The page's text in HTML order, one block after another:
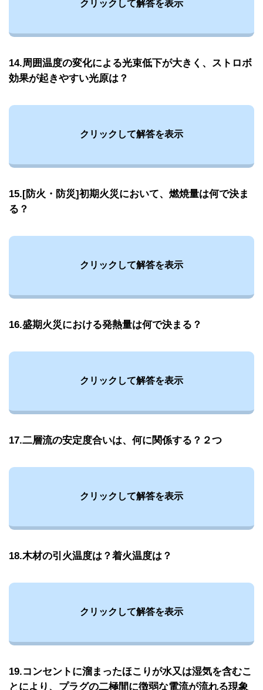
クリックして解答を表示
14.周囲温度の変化による光束低下が大きく、ストロボ
効果が起きやすい光原は？
クリックして解答を表示
15.[防火・防災]初期火災において、燃焼量は何で決ま
る？
クリックして解答を表示
16.盛期火災における発熱量は何で決まる？
クリックして解答を表示
17.二層流の安定度合いは、何に関係する？２つ
クリックして解答を表示
18.木材の引火温度は？着火温度は？
クリックして解答を表示
19.コンセントに溜まったほこりが水又は湿気を含むこ
とにより、プラグの二極間に徴弱な電流が流れる現象